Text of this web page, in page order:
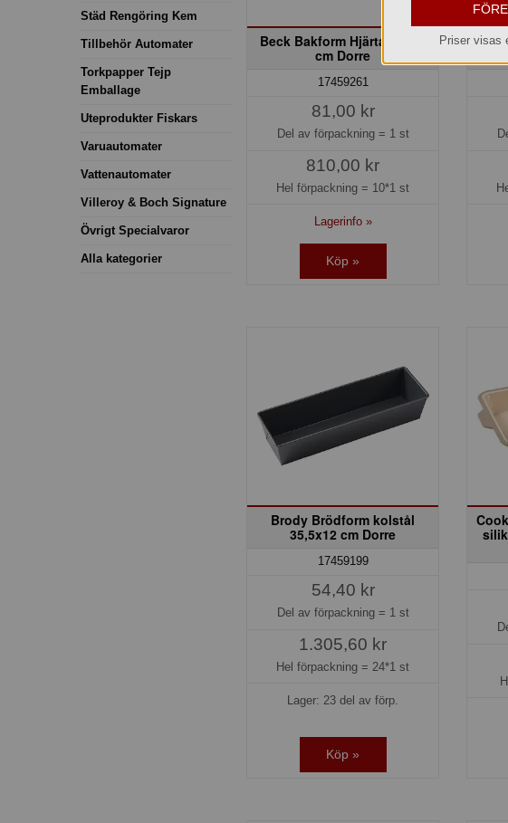
Städ Rengöring Kem
Tillbehör Automater
Torkpapper Tejp
Emballage
Uteprodukter Fiskars
Varuautomater
Vattenautomater
Villeroy & Boch Signature
Övrigt Specialvaror
Alla kategorier
Beck Bakform Hjärta 29x17
cm Dorre
17459261
81,00 kr
Del av förpackning = 1 st
810,00 kr
Hel förpackning = 10*1 st
Lagerinfo »
Köp »
Brody Brödform kolstål
35,5x12 cm Dorre
17459199
54,40 kr
Del av förpackning = 1 st
1.305,60 kr
Hel förpackning = 24*1 st
Lager: 23 del av förp.
Köp »
Priser visas